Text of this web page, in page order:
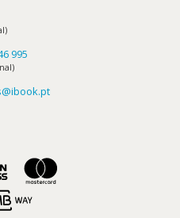
995